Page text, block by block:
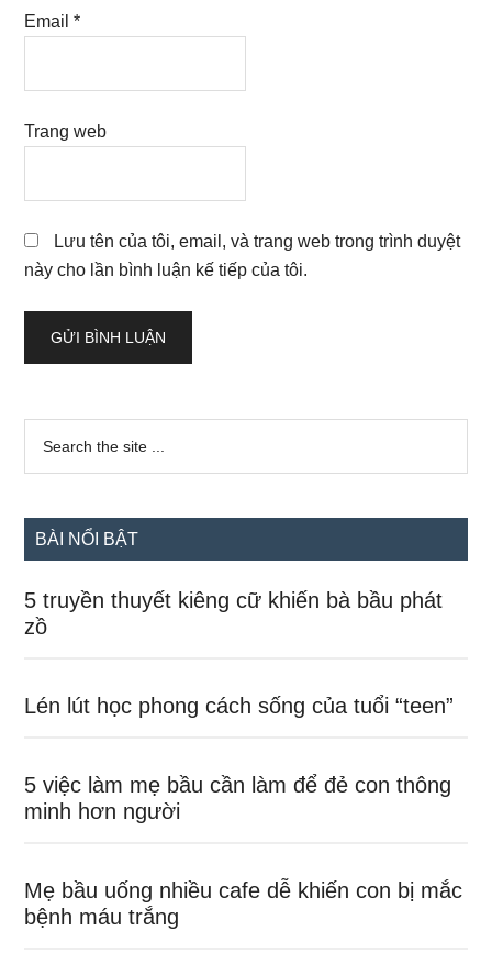
Email*
Trang web
Lưu tên của tôi, email, và trang web trong trình duyệt
này cho lần bình luận kế tiếp của tôi.
Sidebar
chính
...
BÀI NỔI BẬT
5 truyền thuyết kiêng cữ khiến bà bầu phát
zồ
Lén lút học phong cách sống của tuổi “teen”
5 việc làm mẹ bầu cần làm để đẻ con thông
minh hơn người
Mẹ bầu uống nhiều cafe dễ khiến con bị mắc
bệnh máu trắng